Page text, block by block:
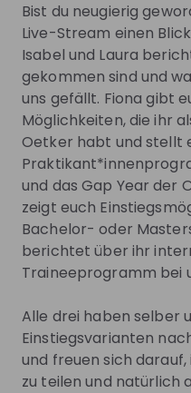
Get in First. Stay
Be the first to know
Get tailored stream
Sign up now!
Mentors
Fiona
Bist du neugierig
Live-Stream einen
Isabel und Laura
gekommen sind und
uns gefällt. Fiona gibt
Möglichkeiten, die ihr
Oetker habt und stellt
und das Gap Year der
zeigt euch
Bachelor- oder
berichtet über ihr
Traineeprogramm bei
Alle drei haben selber
Einstiegsvarianten
und freuen sich
zu teilen und natürlich